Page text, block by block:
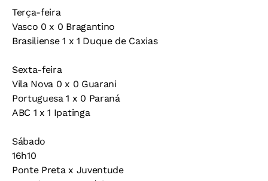
Terça-feira
Vasco 0 x 0 Bragantino
Brasiliense 1 x 1 Duque de Caxias
Sexta-feira
Vila Nova 0 x 0 Guarani
Portuguesa 1 x 0 Paraná
ABC 1 x 1 Ipatinga
Sábado
16h10
Ponte Preta x Juventude